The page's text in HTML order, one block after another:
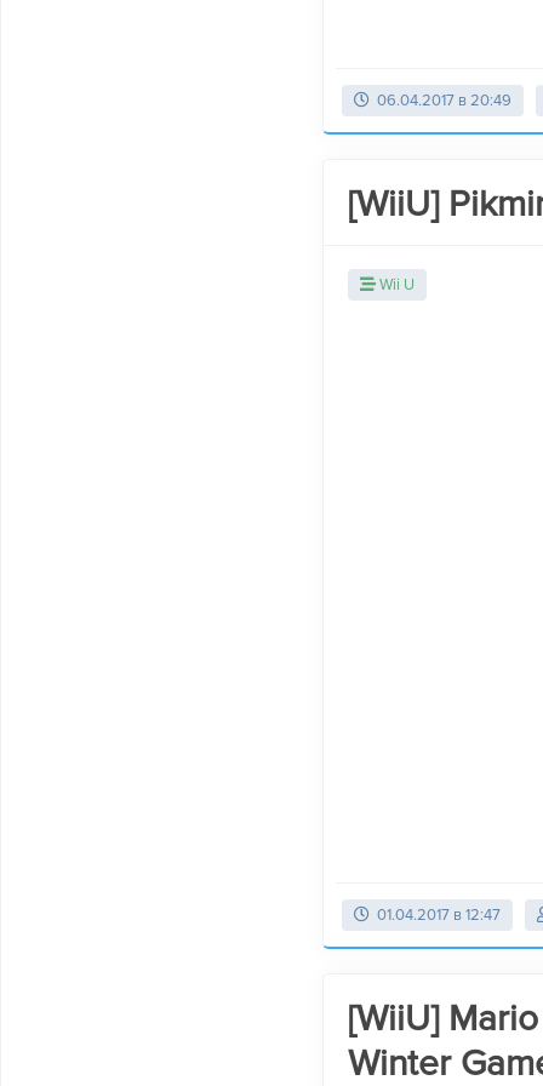
06.04.2017 в 20:49
[WiiU]
Wii U
01.04.2017 в 12:47
[WiiU]
Winter